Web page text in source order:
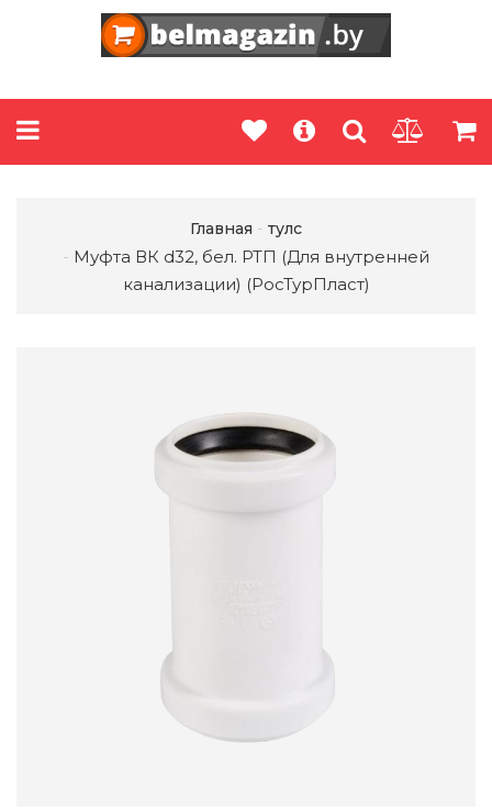
Главная тулс
Муфта ВК d32, бел. РТП (Для внутренней
канализации) (РосТурПласт)